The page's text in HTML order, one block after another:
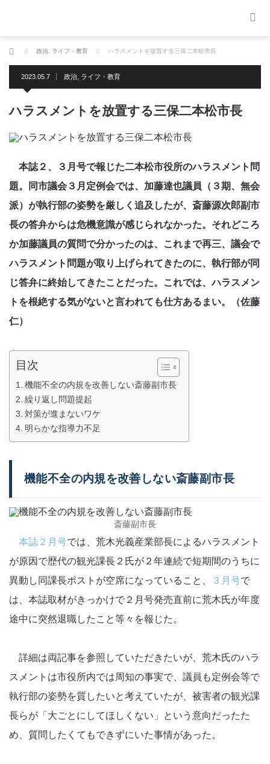
ホーム 政治 ライフ・教育 ハラスメントを放置する三保二本松市長
2023.05.7 政治 ライフ・教育
ハラスメントを放置する三保二本松市長
本誌２、３月号で報じた二本松市役所のハラスメント問
題。同市議会３月定例会では、加藤達也議員（３期、無会
派）が執行部の姿勢を厳しく追及したが、斎藤源次郎副市
長の答弁からは危機意識が感じられなかった。それどころ
か加藤議員の質問で分かったのは、これまで再三、議会で
ハラスメント問題が取り上げられてきたのに、執行部が同
じ答弁に終始してきたことだった。これでは、ハラスメン
トを根絶する気がないと言われても仕方あるまい。（佐藤
仁）
目次
機能不全の内規を改善しない斎藤副市長
繰り返し問題提起
対策が進まないワケ
明らかな指導力不足
機能不全の内規を改善しない斎藤副市長
斎藤副市長
本誌２月号では、荒木光義産業部長によるハラスメント
が原因で歴代の観光課長２氏が２年連続で短期間のうちに
異動し同課長ポストが空席になっていること、
３月号で
は、本誌取材がきっかけで２月号発売直前に荒木氏が年度
途中に突然退職したこと等々を報じた。
詳細は両記事を参照していただきたいが、荒木氏のハラ
スメントは市役所内では周知の事実で、議員も定例会等で
執行部の姿勢を質したいと考えていたが、被害者の観光課
長らが「大ごとにしてほしくない」という意向だったた
め、質問したくてもできずにいた事情があった。